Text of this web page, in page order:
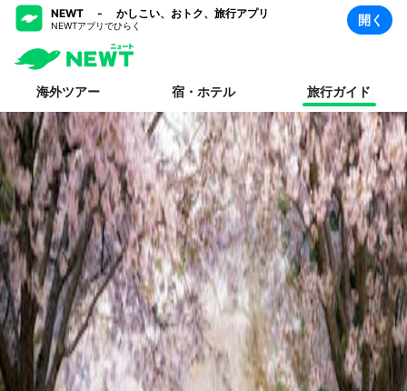
NEWT - かしこい、おトク、旅行アプリ
NEWTアプリでひらく 開く
海外ツアー 宿・ホテル 旅行ガイド